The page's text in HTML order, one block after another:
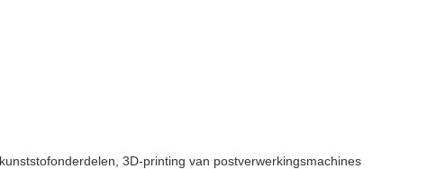
3D-printing van postverwerkingsmachines